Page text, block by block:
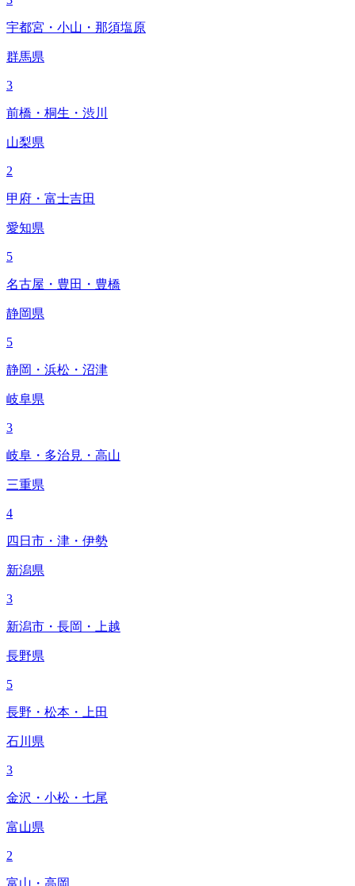
宇都宮・小山・那須塩原
群馬県
3
前橋・桐生・渋川
山梨県
2
甲府・富士吉田
愛知県
5
名古屋・豊田・豊橋
静岡県
5
静岡・浜松・沼津
岐阜県
3
岐阜・多治見・高山
三重県
4
四日市・津・伊勢
新潟県
3
新潟市・長岡・上越
長野県
5
長野・松本・上田
石川県
3
金沢・小松・七尾
富山県
2
富山・高岡